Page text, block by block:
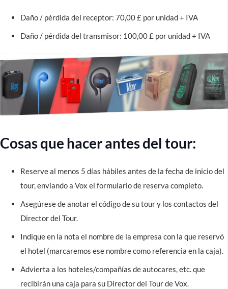
Daño / pérdida del receptor: 70,00 £ por unidad + IVA
Daño / pérdida del transmisor: 100,00 £ por unidad + IVA
Cosas que hacer antes del tour:
Reserve al menos 5 días hábiles antes de la fecha de inicio del
tour, enviando a Vox el formulario de reserva completo.
Asegúrese de anotar el código de su tour y los contactos del
Director del Tour.
Indique en la nota el nombre de la empresa con la que reservó
el hotel (marcaremos ese nombre como referencia en la caja).
Advierta a los hoteles/compañías de autocares, etc. que
recibirán una caja para su Director del Tour de Vox.